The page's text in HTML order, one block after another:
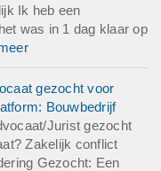
Ik heb een
was in 1 dag klaar op
gezocht voor
Bouwbedrijf
Jurist gezocht
Zakelijk conflict
Gezocht: Een